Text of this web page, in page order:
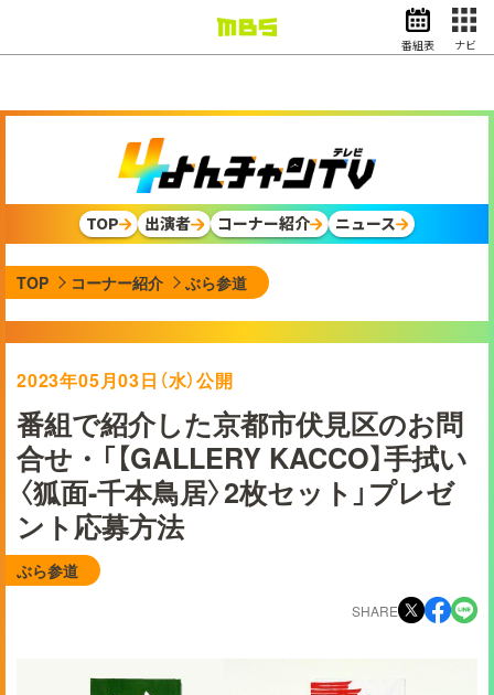
ドラマ
スポーツ
動画イズム ニュース
天気・防災
映画 アナウンサー
グッズ
EN 検索 番組表
番組表 ナビ
TOP 出演者 コーナー紹介 ニュース
TOP コーナー紹介 ぶら参道
2023年05月03日（水）公開
番組で紹介した京都市伏見区のお問
合せ・「【GALLERY KACCO】手拭い
〈狐面-千本鳥居〉2枚セット」プレゼ
ント応募方法
ぶら参道
SHARE